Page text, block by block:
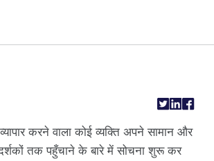
करने वाला कोई व्यक्ति अपने सामान और
तक पहुँचाने के बारे में सोचना शुरू कर